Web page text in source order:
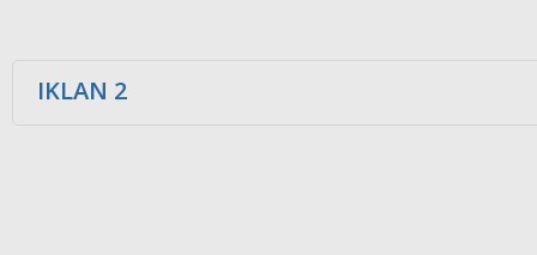
IKLAN 2